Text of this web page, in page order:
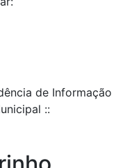
de Informação
::